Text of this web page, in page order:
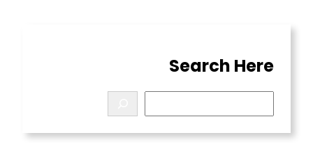
Search Here
e
a